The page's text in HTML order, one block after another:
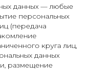
данных — любые
персональных
(передача
круга лиц,
данных
размещение